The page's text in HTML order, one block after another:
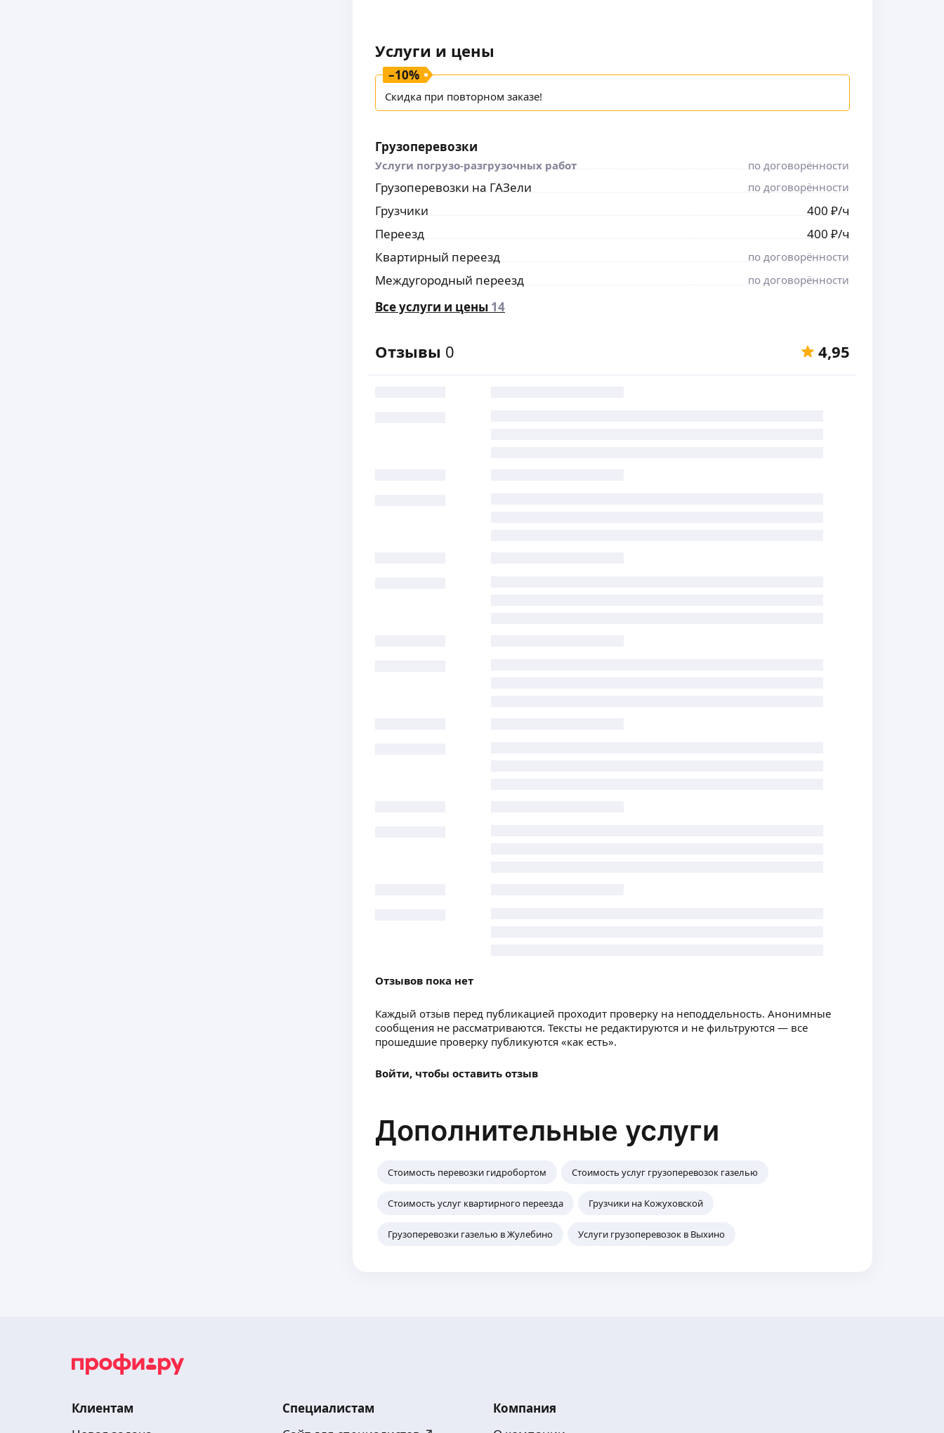
Услуги и цены
–10%
Скидка при повторном заказе!
Грузоперевозки
Услуги погрузо-разгрузочных работ по договорённости
Грузоперевозки на ГАЗели по договорённости
Грузчики 400 ₽/ч
Переезд
400 ₽/ч
Квартирный переезд
по договорённости
Междугородный переезд по договорённости
Все услуги и цены 14
Отзывы 0 4,95
Отзывов пока нет
Каждый отзыв перед публикацией проходит проверку на неподдельность. Анонимные
сообщения не рассматриваются. Тексты не редактируются и не фильтруются — все
прошедшие проверку публикуются «как есть».
Войти, чтобы оставить отзыв
Дополнительные услуги
Стоимость перевозки гидробортом Стоимость услуг грузоперевозок газелью
Стоимость услуг квартирного переезда Грузчики на Кожуховской
Грузоперевозки газелью в Жулебино Услуги грузоперевозок в Выхино
Клиентам
Специалистам
Компания